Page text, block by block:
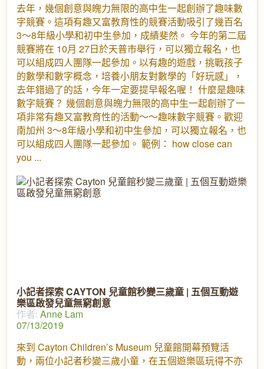
去年，幾個創意與魄力無限的高中生一起創辦了趣味數
字競賽。這項有趣又富教育性的競賽活動吸引了幾百名
3～8年級小學和初中生參加，成績斐然。 今年的第二屆
競賽將在 10月 27日於天普市舉行，可以獨立報名，也
可以組成四人團隊一起參加。以有趣的遊戲，挑戰孩子
的數學和數字概念，培養小朋友對數學的「好玩感」，
去年錯過了的話，今年一定要提早報名喔！ 什麼是趣味
數字競賽？ 幾個創意與魄力無限的高中生一起創辦了一
項非常有趣又富教育性的活動～～趣味數字競賽。歡迎
南加州 3～8年級小學和初中生參加，可以獨立報名，也
可以組成四人團隊一起參加。 範例： how close can
you
小記者探索 CAYTON 兒童館秒變三歲童 | 五個互動遊
樂區啟發兒童無窮創意
作者: Anne Lam
07/13/2019
來到 Cayton Children’s Museum 兒童館開幕預覽活
動，兩位小記者秒變三歲小童，在五個遊樂區玩得不亦